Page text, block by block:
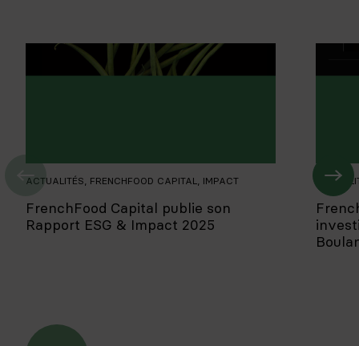
ACTUALITÉS, FRENCHFOOD CAPITAL, IMPACT
FrenchFood Capital publie son
Rapport ESG & Impact 2025